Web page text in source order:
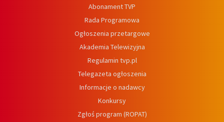
Abonament TVP
Rada Programowa
Ogłoszenia przetargowe
Akademia Telewizyjna
Regulamin tvp.pl
Telegazeta ogłoszenia
Informacje o nadawcy
Konkursy
Zgłoś program (ROPAT)